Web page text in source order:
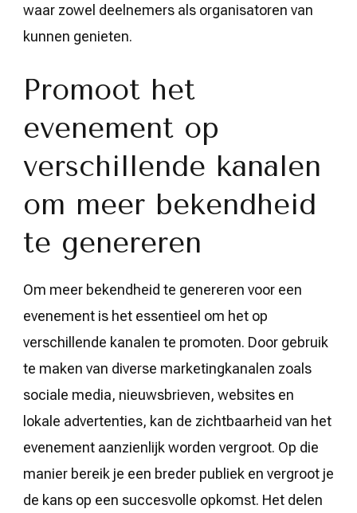
waar zowel deelnemers als organisatoren van
kunnen genieten.
Promoot het
evenement op
verschillende kanalen
om meer bekendheid
te genereren
Om meer bekendheid te genereren voor een
evenement is het essentieel om het op
verschillende kanalen te promoten. Door gebruik
te maken van diverse marketingkanalen zoals
sociale media, nieuwsbrieven, websites en
lokale advertenties, kan de zichtbaarheid van het
evenement aanzienlijk worden vergroot. Op die
manier bereik je een breder publiek en vergroot je
de kans op een succesvolle opkomst. Het delen